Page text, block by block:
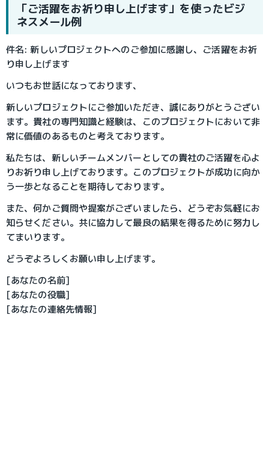
「ご活躍をお祈り申し上げます」を使ったビジ
ネスメール例
件名: 新しいプロジェクトへのご参加に感謝し、ご活躍をお祈
り申し上げます
いつもお世話になっております、
新しいプロジェクトにご参加いただき、誠にありがとうござい
ます。貴社の専門知識と経験は、このプロジェクトにおいて非
常に価値のあるものと考えております。
私たちは、新しいチームメンバーとしての貴社のご活躍を心よ
りお祈り申し上げております。このプロジェクトが成功に向か
う一歩となることを期待しております。
また、何かご質問や提案がございましたら、どうぞお気軽にお
知らせください。共に協力して最良の結果を得るために努力し
てまいります。
どうぞよろしくお願い申し上げます。
[あなたの名前]
[あなたの役職]
[あなたの連絡先情報]